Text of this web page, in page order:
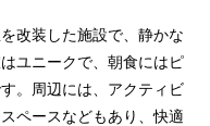
改装した施設で、静かな
ユニークで、朝食にはピ
。周辺には、アクティビ
ペースなどもあり、快適